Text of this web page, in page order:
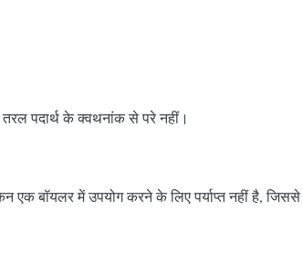
पदार्थ के क्वथनांक से परे नहीं।
एक बॉयलर में उपयोग करने के लिए पर्याप्त नहीं है,